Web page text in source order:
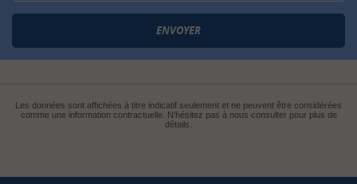
ENVOYER
Les données sont affichées à titre indicatif seulement et ne peuvent être considérées
comme une information contractuelle. N'hésitez pas à nous consulter pour plus de
détails.